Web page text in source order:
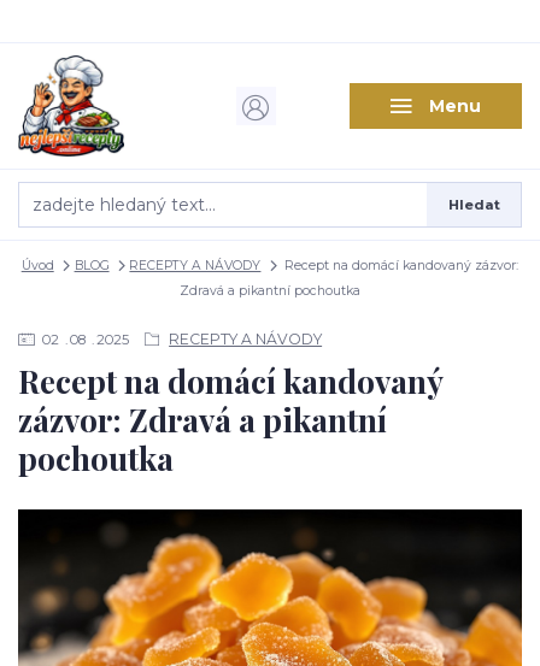
Menu
Hledat
Úvod BLOG RECEPTY A NÁVODY
Recept na domácí kandovaný zázvor:
Zdravá a pikantní pochoutka
02 08 2025 RECEPTY A NÁVODY
Recept na domácí kandovaný
zázvor: Zdravá a pikantní
pochoutka